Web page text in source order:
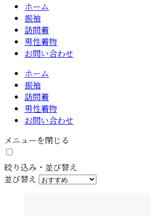
ホーム
振袖
訪問着
男性着物
お問い合わせ
ホーム
振袖
訪問着
男性着物
お問い合わせ
メニューを閉じる
絞り込み・並び替え
並び替え